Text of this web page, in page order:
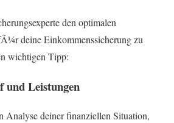
den optimalen
deine Einkommenssicherung zu
wichtigen Tipp:
und Leistungen
Analyse deiner finanziellen Situation,